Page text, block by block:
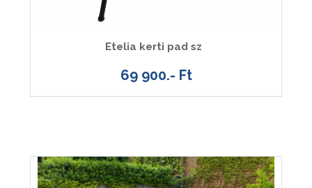
Etelia kerti pad sz
69 900.- Ft